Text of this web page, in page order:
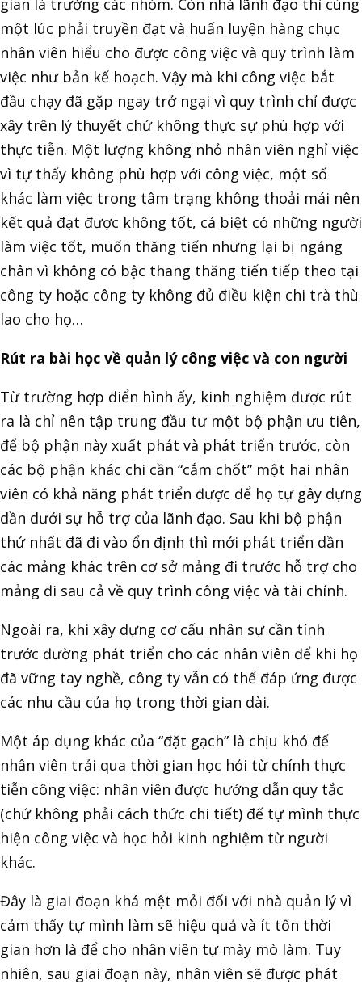
gian là trưởng các nhóm. Còn nhà lãnh đạo thì cùng
một lúc phải truyền đạt và huấn luyện hàng chục
nhân viên hiểu cho được công việc và quy trình làm
việc như bản kế hoạch. Vậy mà khi công việc bắt
đầu chạy đã gặp ngay trở ngại vì quy trình chỉ được
xây trên lý thuyết chứ không thực sự phù hợp với
thực tiễn. Một lượng không nhỏ nhân viên nghỉ việc
vì tự thấy không phù hợp với công việc, một số
khác làm việc trong tâm trạng không thoải mái nên
kết quả đạt được không tốt, cá biệt có những người
làm việc tốt, muốn thăng tiến nhưng lại bị ngáng
chân vì không có bậc thang thăng tiến tiếp theo tại
công ty hoặc công ty không đủ điều kiện chi trà thù
lao cho họ…
Rút ra bài học về quản lý công việc và con người
Từ trường hợp điển hình ấy, kinh nghiệm được rút
ra là chỉ nên tập trung đầu tư một bộ phận ưu tiên,
để bộ phận này xuất phát và phát triển trước, còn
các bộ phận khác chi cần “cắm chốt” một hai nhân
viên có khả năng phát triển được để họ tự gây dựng
dần dưới sự hỗ trợ của lãnh đạo. Sau khi bộ phận
thứ nhất đã đi vào ổn định thì mới phát triển dần
các mảng khác trên cơ sở mảng đi trước hỗ trợ cho
mảng đi sau cả về quy trình công việc và tài chính.
Ngoài ra, khi xây dựng cơ cấu nhân sự cần tính
trước đường phát triển cho các nhân viên để khi họ
đã vững tay nghề, công ty vẫn có thể đáp ứng được
các nhu cầu của họ trong thời gian dài.
Một áp dụng khác của “đặt gạch” là chịu khó để
nhân viên trải qua thời gian học hỏi từ chính thực
tiễn công việc: nhân viên được hướng dẫn quy tắc
(chứ không phải cách thức chi tiết) đế tự mình thực
hiện công việc và học hỏi kinh nghiệm từ người
khác.
Đây là giai đoạn khá mệt mỏi đối với nhà quản lý vì
cảm thấy tự mình làm sẽ hiệu quả và ít tốn thời
gian hơn là để cho nhân viên tự mày mò làm. Tuy
nhiên, sau giai đoạn này, nhân viên sẽ được phát